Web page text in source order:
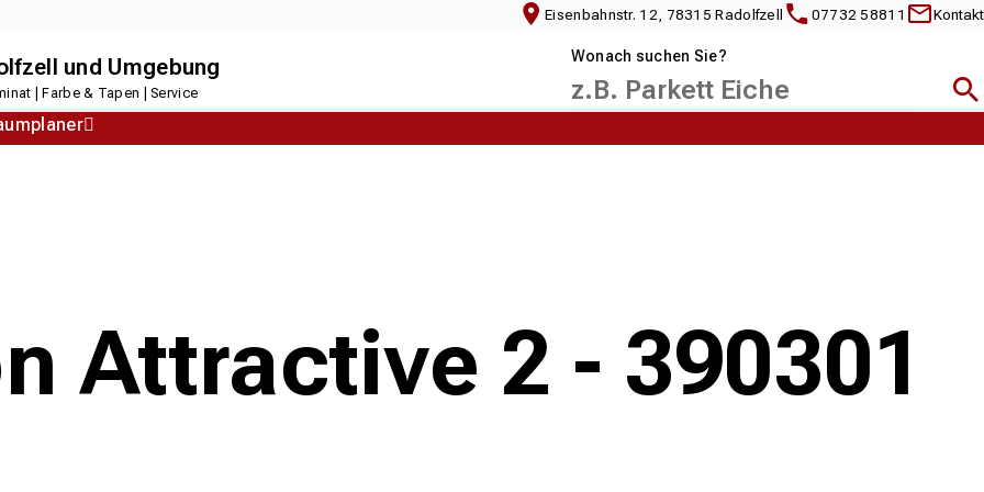
Eisenbahnstr. 12, 78315 Radolfzell 07732 58811 Kontakt
und Umgebung
| Farbe & Tapen | Service
Wonach suchen Sie?
Attractive 2 - 390301